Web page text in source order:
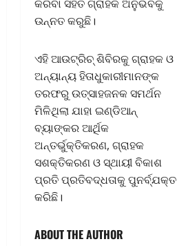
କରିବା ସହିତ ଗ୍ରାହକ ଅନୁଭବକୁ
ଉନ୍ନତ କରୁଛି।
ଏହି ଆଉଟ୍‌ରିଚ୍ ଶିବିରକୁ ଗ୍ରାହକ ଓ
ଅନ୍ୟାନ୍ୟ ହିତାଧୁକାରୀମାନଙ୍କ
ତରଫରୁ ଉତ୍ସାହଜନକ ସମର୍ଥନ
ମିଳିଥିଲା ଯାହା ଇଣ୍ଡିଆନ୍‌
ବ୍ୟାଙ୍କର ଆର୍ଥିକ
ଅନ୍ତର୍ଭୁକ୍ତିକରଣ, ଗ୍ରାହକ
ସଶକ୍ତିକରଣ ଓ ସ୍ଥାୟୀ ବିକାଶ
ପ୍ରତି ପ୍ରତିବଦ୍ଧତାକୁ ପୁନର୍ବ୍ଯକ୍ତ
କରିଛି।
ABOUT THE AUTHOR